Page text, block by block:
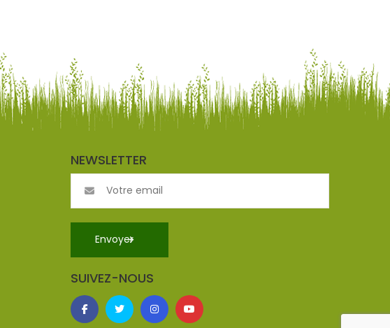
NEWSLETTER
SUIVEZ-NOUS